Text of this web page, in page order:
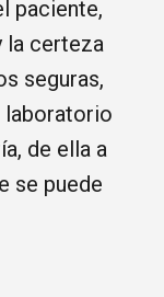
paciente,
la certeza
seguras,
laboratorio
de ella a
se puede